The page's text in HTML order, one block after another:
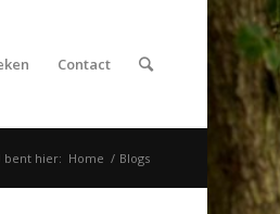
Contact
bent hier: Home / Blogs